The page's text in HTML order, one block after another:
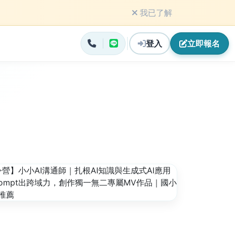
我已了解
登入 立即報名